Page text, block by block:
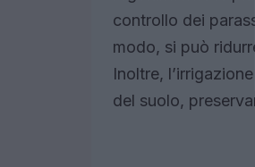
controllo dei
modo, si può
Inoltre,
del suolo,